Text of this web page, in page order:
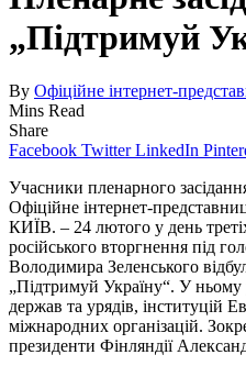
„Підтримуй
By Офіційне інтернет-
Mins Read
Share
Facebook Twitter LinkedIn
Учасники пленарного
Офіційне інтернет-
КИЇВ. – 24 лютого у день
російського вторгнення під
Володимира Зеленського
„Підтримуй Україну“. У ньому
держав та урядів, інституцій
міжнародних організацій.
президенти Фінляндії